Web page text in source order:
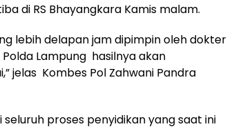
di RS Bhayangkara Kamis malam.
lebih delapan jam dipimpin oleh dokter
Lampung hasilnya akan
jelas Kombes Pol Zahwani Pandra
proses penyidikan yang saat ini